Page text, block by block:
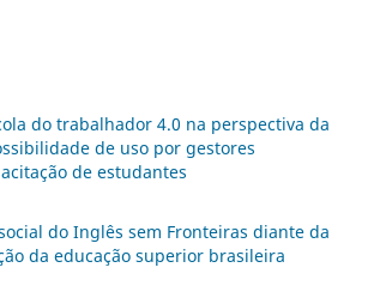
do trabalhador 4.0 na perspectiva da
de uso por gestores
de estudantes
do Inglês sem Fronteiras diante da
da educação superior brasileira